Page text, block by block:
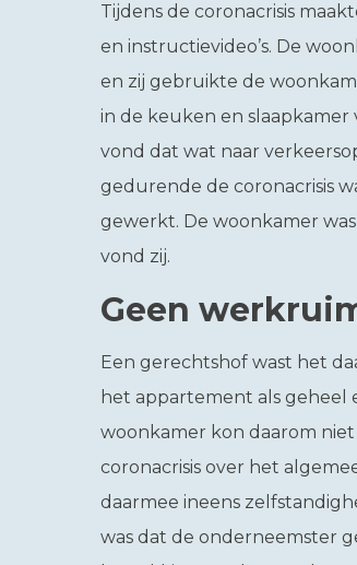
Tijdens de coronacrisis
en instructievideo’s. De
en zij gebruikte de
in de keuken en
vond dat wat naar
gedurende de coronacrisis
gewerkt. De woonkamer
vond zij.
Geen
Een gerechtshof wast het
het appartement als geheel
woonkamer kon daarom
coronacrisis over het
daarmee ineens
was dat de onderneemster